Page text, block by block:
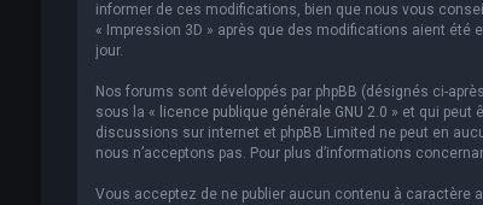
informer de ces modifications, bien que nous vous
« Impression 3D » après que des modifications aient
jour.
Nos forums sont développés par phpBB (désignés ci-
sous la « licence publique générale GNU 2.0 » et qui peut
discussions sur internet et phpBB Limited ne peut en
nous n’acceptons pas. Pour plus d’informations
Vous acceptez de ne publier aucun contenu à caractère